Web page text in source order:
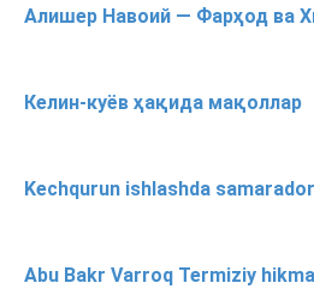
Алишер Навоий — Фарҳод ва
Келин-куёв ҳақида мақоллар
Kechqurun ishlashda
Abu Bakr Varroq Termiziy